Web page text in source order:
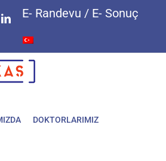
LinkedIn
E- Randevu / E- Sonuç
DOKTORLARIMIZ